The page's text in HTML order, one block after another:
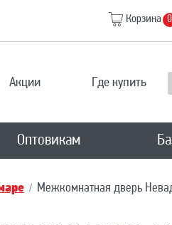
Корзина 0
Акции Где купить
Оптовикам
Межкомнатная дверь